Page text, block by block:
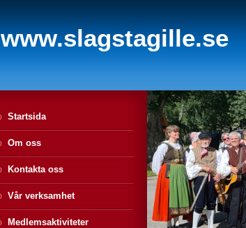
www.slagstagille.se
Startsida
Om oss
Kontakta oss
Vår verksamhet
Medlemsaktiviteter